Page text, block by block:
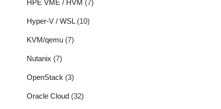
HPE VME / HVM (7)
Hyper-V / WSL(10)
KVM/qemu (7)
Nutanix (7)
OpenStack (3)
Oracle Cloud (32)